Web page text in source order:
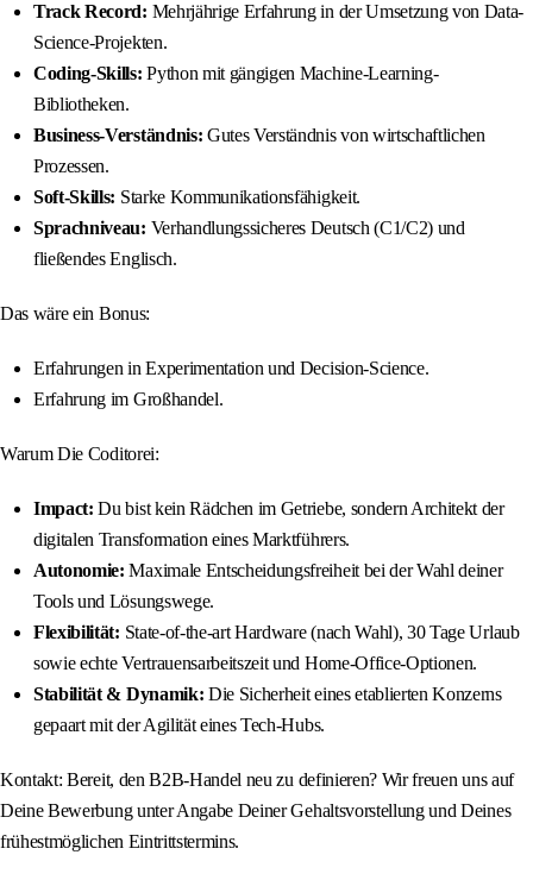
Track Record: Mehrjährige Erfahrung in der Umsetzung von Data-
Science-Projekten.
Coding-Skills: Python mit gängigen Machine-Learning-
Bibliotheken.
Business-Verständnis: Gutes Verständnis von wirtschaftlichen
Prozessen.
Soft-Skills: Starke Kommunikationsfähigkeit.
Sprachniveau: Verhandlungssicheres Deutsch (C1/C2) und
fließendes Englisch.
Das wäre ein Bonus:
Erfahrungen in Experimentation und Decision-Science.
Erfahrung im Großhandel.
Warum Die Coditorei:
Impact: Du bist kein Rädchen im Getriebe, sondern Architekt der
digitalen Transformation eines Marktführers.
Autonomie: Maximale Entscheidungsfreiheit bei der Wahl deiner
Tools und Lösungswege.
Flexibilität: State-of-the-art Hardware (nach Wahl), 30 Tage Urlaub
sowie echte Vertrauensarbeitszeit und Home-Office-Optionen.
Stabilität & Dynamik: Die Sicherheit eines etablierten Konzerns
gepaart mit der Agilität eines Tech-Hubs.
Kontakt: Bereit, den B2B-Handel neu zu definieren? Wir freuen uns auf
Deine Bewerbung unter Angabe Deiner Gehaltsvorstellung und Deines
frühestmöglichen Eintrittstermins.